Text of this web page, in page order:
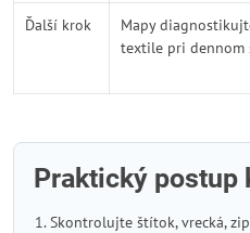
Ďalší krok
Mapy
textile pri dennom
Praktický postup
Skontrolujte štítok, vrecká,